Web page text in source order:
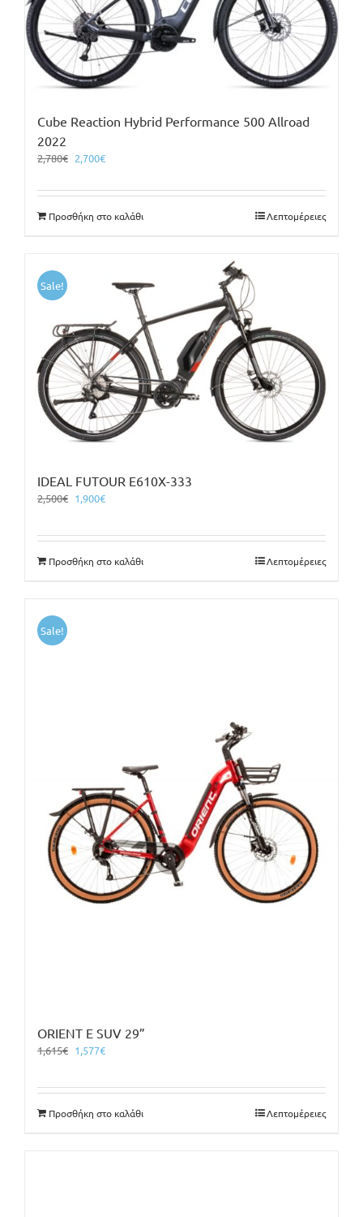
Cube Reaction Hybrid Performance 500 Allroad
2022
2,780€ Original
was:
2,700€Η
τιμή
2,700€.
Προσθήκη στο καλάθι Λεπτομέρειες
Sale!
IDEAL FUTOUR E610X-333
2,500€ Original
1,900€Η
1,900€.
Προσθήκη στο καλάθι Λεπτομέρειες
Sale!
ORIENT E SUV 29”
1,615€ Original
1,615€.
1,577€Η
είναι:
1,577€.
Προσθήκη στο καλάθι Λεπτομέρειες